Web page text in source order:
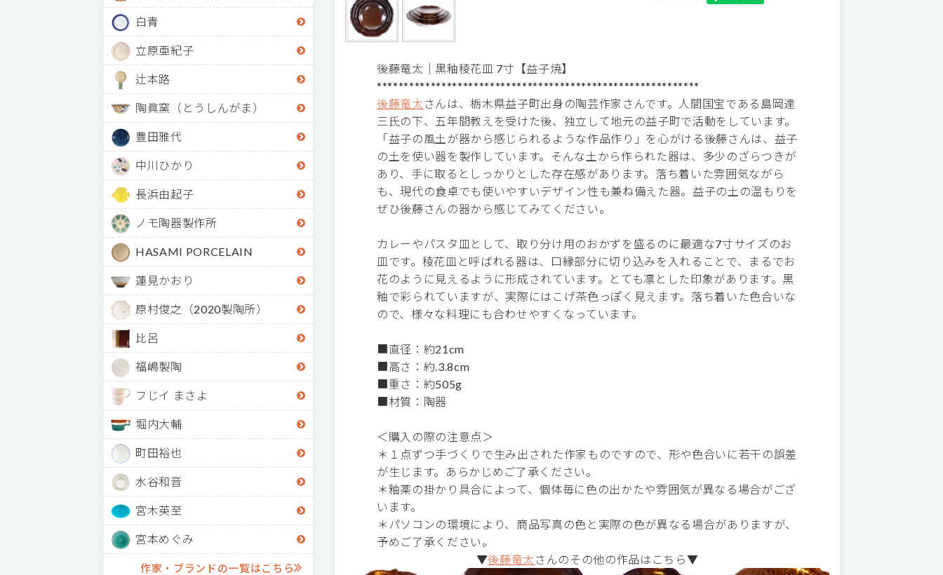
白青
立原亜紀子
辻本路
陶眞窯（とうしんがま）
豊田雅代
中川ひかり
長浜由起子
ノモ陶器製作所
HASAMI PORCELAIN
蓮見かおり
原村俊之（2020製陶所）
比呂
福嶋製陶
フじイ まさよ
堀内大輔
町田裕也
水谷和音
宮木英至
宮本めぐみ
作家・ブランドの一覧はこちら
後藤竜太｜黒釉稜花皿 7寸【益子焼】
************************************************************
後藤竜太 さんは、栃木県益子町出身の陶芸作家さんです。人間国宝である島岡達
三氏の下、五年間教えを受けた後、独立して地元の益子町で活動をしています。
「益子の風土が器から感じられるような作品作り」を心がける後藤さんは、益子
の土を使い器を製作しています。そんな土から作られた器は、多少のざらつきが
あり、手に取るとしっかりとした存在感があります。落ち着いた雰囲気ながら
も、現代の食卓でも使いやすいデザイン性も兼ね備えた器。益子の土の温もりを
ぜひ後藤さんの器から感じてみてください。
カレーやパスタ皿として、取り分け用のおかずを盛るのに最適な7寸サイズのお
皿です。稜花皿と呼ばれる器は、口縁部分に切り込みを入れることで、まるでお
花のように見えるように形成されています。とても凛とした印象があります。黒
釉で彩られていますが、実際にはこげ茶色っぽく見えます。落ち着いた色合いな
ので、様々な料理にも合わせやすくなっています。
■直径：約21cm
■高さ：約.3.8cm
■重さ：約505g
■材質：陶器
＜購入の際の注意点＞
＊１点ずつ手づくりで生み出された作家ものですので、形や色合いに若干の誤差
が生じます。あらかじめご了承ください。
＊釉薬の掛かり具合によって、個体毎に色の出かたや雰囲気が異なる場合がござ
います。
＊パソコンの環境により、商品写真の色と実際の色が異なる場合がありますが、
予めご了承ください。
▼後藤竜太 さんのその他の作品はこちら▼